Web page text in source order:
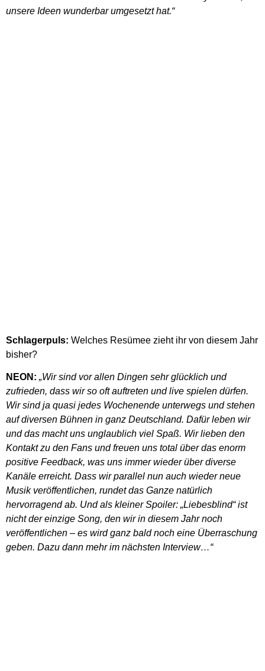
unsere Ideen wunderbar umgesetzt hat.“
Schlagerpuls: Welches Resümee zieht ihr von diesem Jahr
bisher?
NEON: „Wir sind vor allen Dingen sehr glücklich und
zufrieden, dass wir so oft auftreten und live spielen dürfen.
Wir sind ja quasi jedes Wochenende unterwegs und stehen
auf diversen Bühnen in ganz Deutschland. Dafür leben wir
und das macht uns unglaublich viel Spaß. Wir lieben den
Kontakt zu den Fans und freuen uns total über das enorm
positive Feedback, was uns immer wieder über diverse
Kanäle erreicht. Dass wir parallel nun auch wieder neue
Musik veröffentlichen, rundet das Ganze natürlich
hervorragend ab. Und als kleiner Spoiler: „Liebesblind“ ist
nicht der einzige Song, den wir in diesem Jahr noch
veröffentlichen – es wird ganz bald noch eine Überraschung
geben. Dazu dann mehr im nächsten Interview…“